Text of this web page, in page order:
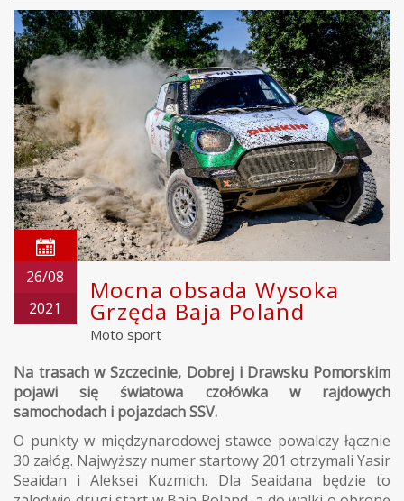
26/08
2021
Mocna obsada Wysoka
Grzęda Baja Poland
Moto sport
Na trasach w Szczecinie, Dobrej i Drawsku Pomorskim
pojawi się światowa czołówka w rajdowych
samochodach i pojazdach SSV.
O punkty w międzynarodowej stawce powalczy łącznie
30 załóg. Najwyższy numer startowy 201 otrzymali Yasir
Seaidan i Aleksei Kuzmich. Dla Seaidana będzie to